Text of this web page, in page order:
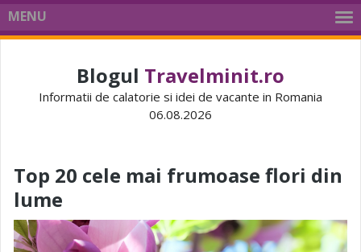
MENU
Blogul Travelminit.ro
Informatii de calatorie si idei de vacante in Romania
06.08.2026
Top 20 cele mai frumoase flori din
lume